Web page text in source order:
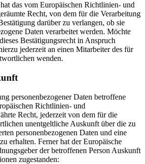
das vom Europäischen Richtlinien- und
Recht, von dem für die Verarbeitung
darüber zu verlangen, ob sie
Daten verarbeitet werden. Möchte
Bestätigungsrecht in Anspruch
jederzeit an einen Mitarbeiter des für
wenden.
personenbezogener Daten betroffene
Richtlinien- und
Recht, jederzeit von dem für die
unentgeltliche Auskunft über die zu
personenbezogenen Daten und eine
erhalten. Ferner hat der Europäische
der betroffenen Person Auskunft
zugestanden: